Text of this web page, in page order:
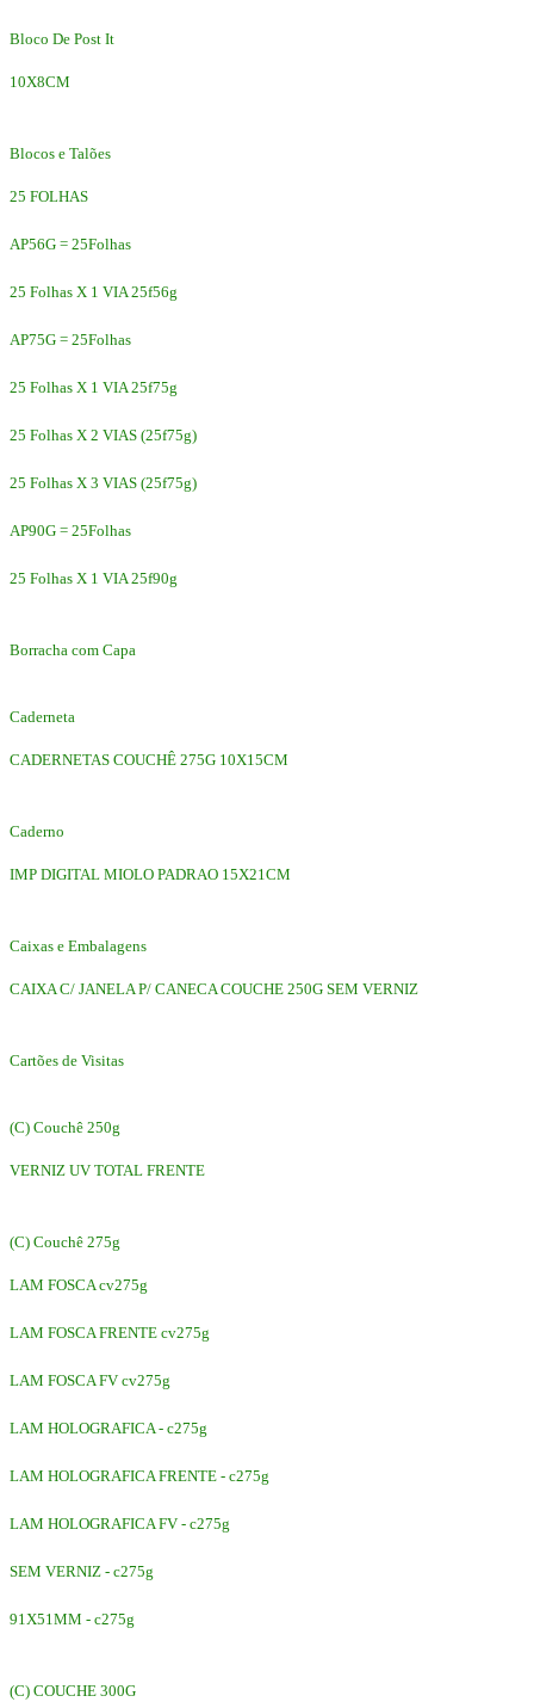
Bloco De Post It
10X8CM
Blocos e Talões
25 FOLHAS
AP56G = 25Folhas
25 Folhas X 1 VIA 25f56g
AP75G = 25Folhas
25 Folhas X 1 VIA 25f75g
25 Folhas X 2 VIAS (25f75g)
25 Folhas X 3 VIAS (25f75g)
AP90G = 25Folhas
25 Folhas X 1 VIA 25f90g
Borracha com Capa
Caderneta
CADERNETAS COUCHÊ 275G 10X15CM
Caderno
IMP DIGITAL MIOLO PADRAO 15X21CM
Caixas e Embalagens
CAIXA C/ JANELA P/ CANECA COUCHE 250G SEM VERNIZ
Cartões de Visitas
(C) Couchê 250g
VERNIZ UV TOTAL FRENTE
(C) Couchê 275g
LAM FOSCA cv275g
LAM FOSCA FRENTE cv275g
LAM FOSCA FV cv275g
LAM HOLOGRAFICA - c275g
LAM HOLOGRAFICA FRENTE - c275g
LAM HOLOGRAFICA FV - c275g
SEM VERNIZ - c275g
91X51MM - c275g
(C) COUCHE 300G